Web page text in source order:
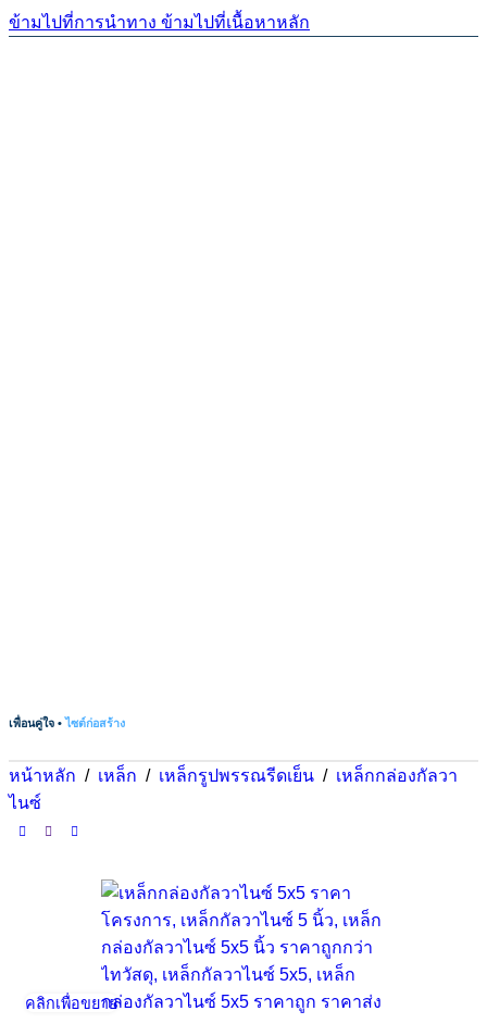
ข้ามไปที่การนำทาง ข้ามไปที่เนื้อหาหลัก
เพื่อนคู่ใจ • ไซต์ก่อสร้าง
หน้าหลัก / เหล็ก / เหล็กรูปพรรณรีดเย็น / เหล็กกล่องกัลวา
ไนซ์
คลิกเพื่อขยาย